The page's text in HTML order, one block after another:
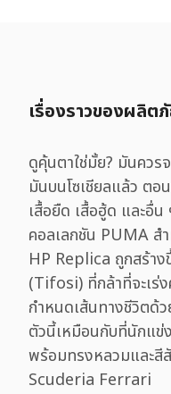
เรื่องราวของผลิต
ดูคุ้นตาใช่มั้ย? มันควร
มันบนโซเชียลแล้ว ต
เสื้อยืด เสื้อฮู้ด และอื่
คอลเลกชัน PUMA ส
HP Replica ถูกสร้า
(Tifosi) ที่กล้าที่จะเร่
กำหนดเส้นทางชีวิตด้
ตัวนี้เหมือนกับที่นักแข่
พร้อมทรงหลวมและสี
Scuderia Ferrari